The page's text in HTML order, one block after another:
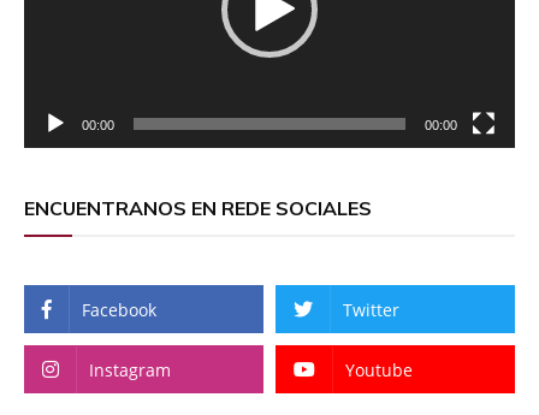
00:00 00:00
ENCUENTRANOS EN REDE SOCIALES
Facebook Twitter
Instagram Youtube